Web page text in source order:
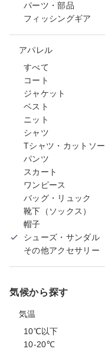
パーツ・部品
フィッシングギア
アパレル
すべて
コート
ジャケット
ベスト
ニット
シャツ
Tシャツ・カットソー
パンツ
スカート
ワンピース
バッグ・リュック
靴下（ソックス）
帽子
シューズ・サンダル
その他アクセサリー
気候から探す
気温
10℃以下
10-20℃